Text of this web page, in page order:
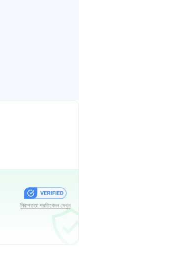
নিরাপত্তা প্রতিবেদন দেখুন